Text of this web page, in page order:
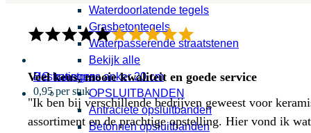
HG kunstgras anker 20 cm
0,95 per stuk
Waterdoorlatende tegels
Grasbetontegels
Waterpasserende straatstenen
Bekijk alle
Bestratingen
OPSLUITBANDEN
Antraciete opsluitbanden
Betonnen opsluitbanden
Veel keus, mooie kwaliteit en goede service
"Ik ben bij verschillende bedrijven geweest voor
assortiment en de prachtige opstelling. Hier vond ik